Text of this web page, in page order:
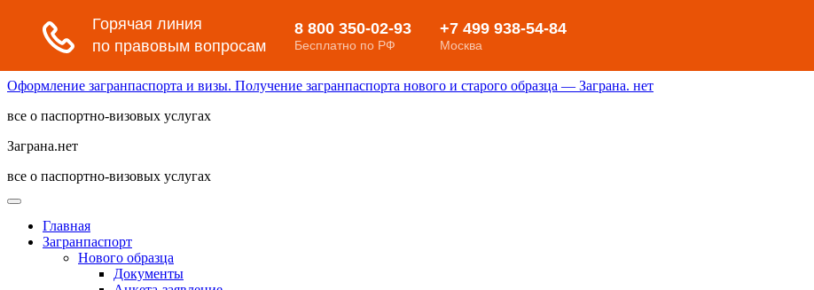
Оформление загранпаспорта и визы. Получение загранпаспорта нового и старого образца — Заграна. нет
все о паспортно-визовых услугах
Заграна.нет
все о паспортно-визовых услугах
Главная
Загранпаспорт
Нового образца
Документы